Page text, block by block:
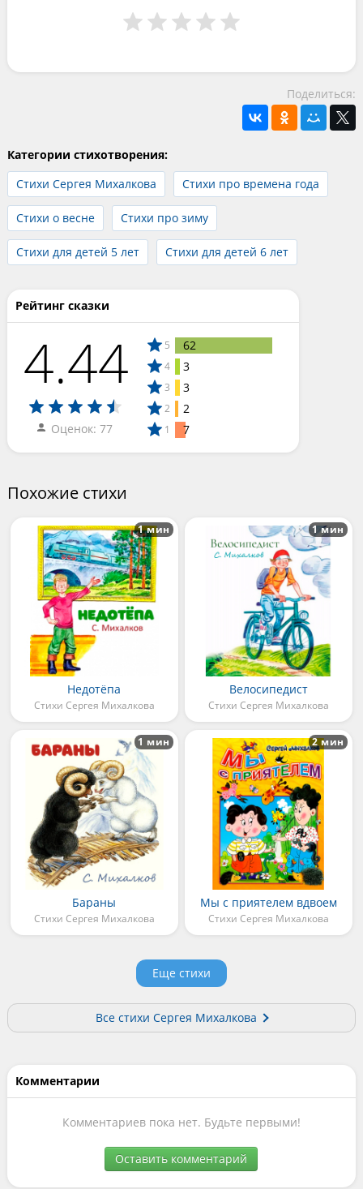
Поделиться:
Категории стихотворения:
Стихи Сергея Михалкова
Стихи про времена года
Стихи о весне Стихи про зиму
Стихи для детей 5 лет Стихи для детей 6 лет
Рейтинг сказки
4.44
Оценок: 77
5 62
4 3
3 3
2 2
1 7
Похожие стихи
Недотёпа
Стихи Сергея Михалкова
1 мин
Велосипедист
Стихи Сергея Михалкова
1 мин
Бараны
Стихи Сергея Михалкова
1 мин
Мы с приятелем вдвоем
Стихи Сергея Михалкова
2 мин
Еще стихи
Все стихи Сергея Михалкова
Комментарии
Комментариев пока нет. Будьте первыми!
Оставить комментарий